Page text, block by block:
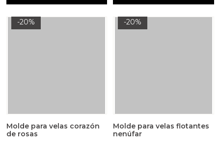
-20%
Molde para velas corazón
de rosas
-20%
Molde para velas flotantes
nenúfar